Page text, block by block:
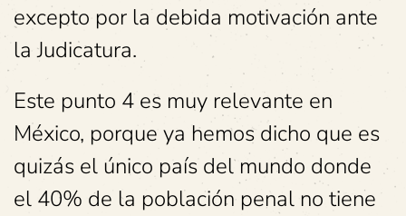
excepto por la debida motivación ante
la Judicatura.
Este punto 4 es muy relevante en
México, porque ya hemos dicho que es
quizás el único país del mundo donde
el 40% de la población penal no tiene